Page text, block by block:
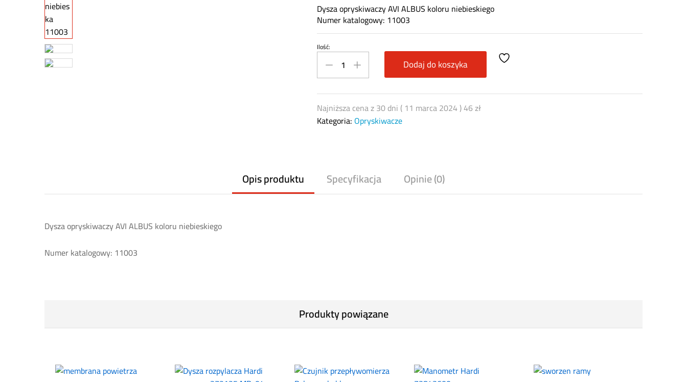
Dysza opryskiwaczy AVI ALBUS koloru niebieskiego
Numer katalogowy: 11003
Dysza
AVI
ALBUS
quantity
Ilość:
Dodaj do koszyka
Najniższa cena z 30 dni ( 11 marca 2024)46zł
Kategoria:Opryskiwacze
Opis produktu Specyfikacja Opinie (0)
Dysza opryskiwaczy AVI ALBUS koloru niebieskiego
Numer katalogowy: 11003
Produkty powiązane